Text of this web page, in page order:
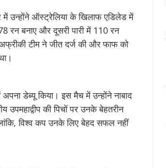
उन्होंने ऑस्ट्रेलिया के खिलाफ एडिलेड में
रन बनाए और दूसरी पारी में 110 रन
टीम ने जीत दर्ज की और फाफ को
डेब्यू किया। इस मैच में उन्होंने नाबाद
उपमहाद्वीप की पिचों पर उनके बेहतरीन
विश्व कप उनके लिए बेहद सफल नहीं